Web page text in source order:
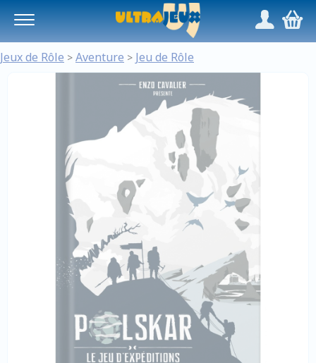
/,
Jeux de Rôle > Aventure > Jeu de Rôle